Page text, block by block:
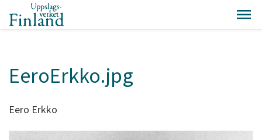
EeroErkko.jpg
Eero Erkko